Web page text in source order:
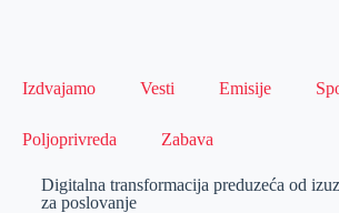
Izdvajamo Vesti Emisije
Poljoprivreda Zabava
Digitalna transformacija preduzeća od
za poslovanje